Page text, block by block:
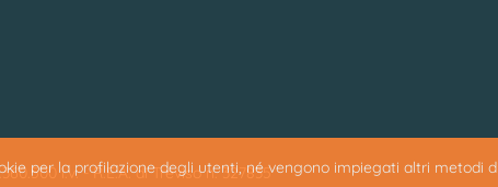
per la profilazione degli utenti, né vengono impiegati altri metodi
i.v. - R.E.A. di Treviso n. 327835